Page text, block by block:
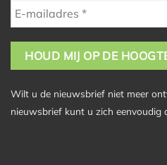
Wilt u de nieuwsbrief niet meer
nieuwsbrief kunt u zich eenvoudig